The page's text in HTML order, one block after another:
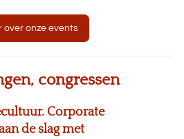
over onze events
congressen
Corporate
de slag met